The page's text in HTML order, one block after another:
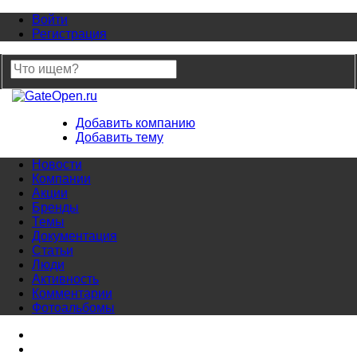
Войти
Регистрация
Добавить компанию
Добавить тему
Новости
Компании
Акции
Бренды
Темы
Документация
Статьи
Люди
Активность
Комментарии
Фотоальбомы